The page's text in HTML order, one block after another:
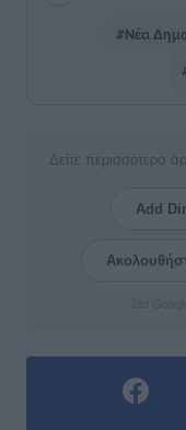
#Νέα
Δείτε περισσότερα
Add